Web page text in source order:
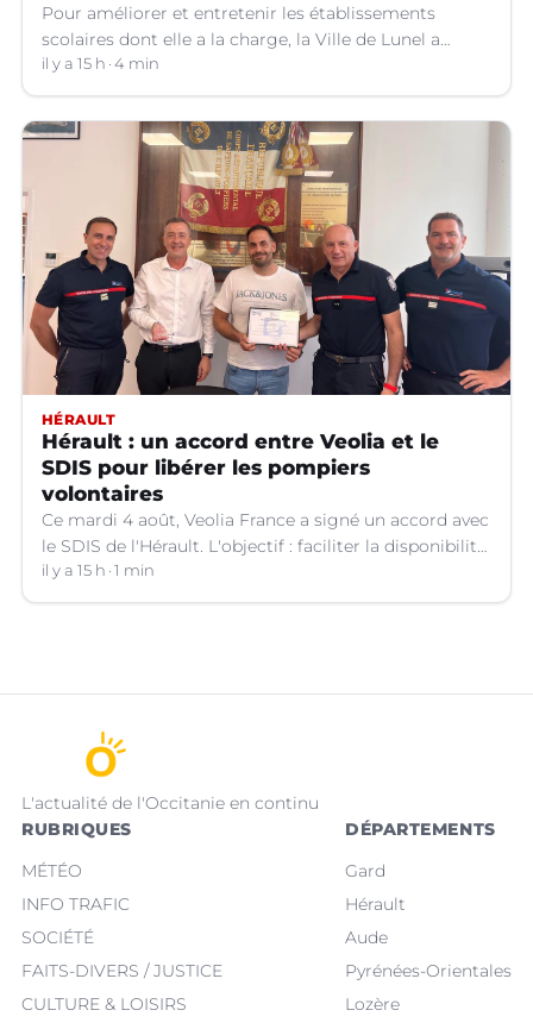
Pour améliorer et entretenir les établissements
scolaires dont elle a la charge, la Ville de Lunel a
engagé toute une série de travaux dans les écoles cet
été. Explications.
il y a 15 h 4 min
HÉRAULT
Hérault : un accord entre Veolia et le
SDIS pour libérer les pompiers
volontaires
Ce mardi 4 août, Veolia France a signé un accord avec
le SDIS de l'Hérault. L'objectif : faciliter la disponibilité
des salariés de l'entreprise engagés en qualité de
sapeurs-pompiers volontaires.
il y a 15 h 1 min
L'actualité de l'Occitanie en continu
RUBRIQUES
MÉTÉO
INFO TRAFIC
SOCIÉTÉ
FAITS-DIVERS / JUSTICE
CULTURE & LOISIRS
DÉPARTEMENTS
Gard
Hérault
Aude
Pyrénées-Orientales
Lozère